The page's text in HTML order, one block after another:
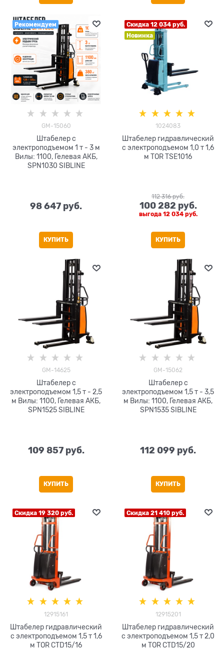
Рекомендуем
GM-15060
Штабелер с
электроподъемом 1 т - 3 м
Вилы: 1100, Гелевая АКБ,
SPN1030 SIBLINE
98 647 руб.
КУПИТЬ
Скидка 12 034 руб.
Новинка
1024083
Штабелер гидравлический
с электроподъемом 1,0 т 1,6
м TOR TSE1016
112 316 руб.
100 282 руб.
выгода 12 034 руб.
КУПИТЬ
GM-14625
Штабелер с
электроподъемом 1,5 т - 2,5
м Вилы: 1100, Гелевая АКБ,
SPN1525 SIBLINE
109 857 руб.
КУПИТЬ
GM-15062
Штабелер с
электроподъемом 1,5 т - 3,5
м Вилы: 1100, Гелевая АКБ,
SPN1535 SIBLINE
112 099 руб.
КУПИТЬ
Скидка 19 320 руб.
12915161
Штабелер гидравлический
с электроподъемом 1,5 т 1,6
м TOR CTD15/16
Скидка 21 410 руб.
12915201
Штабелер гидравлический
с электроподъемом 1,5 т 2,0
м TOR CTD15/20